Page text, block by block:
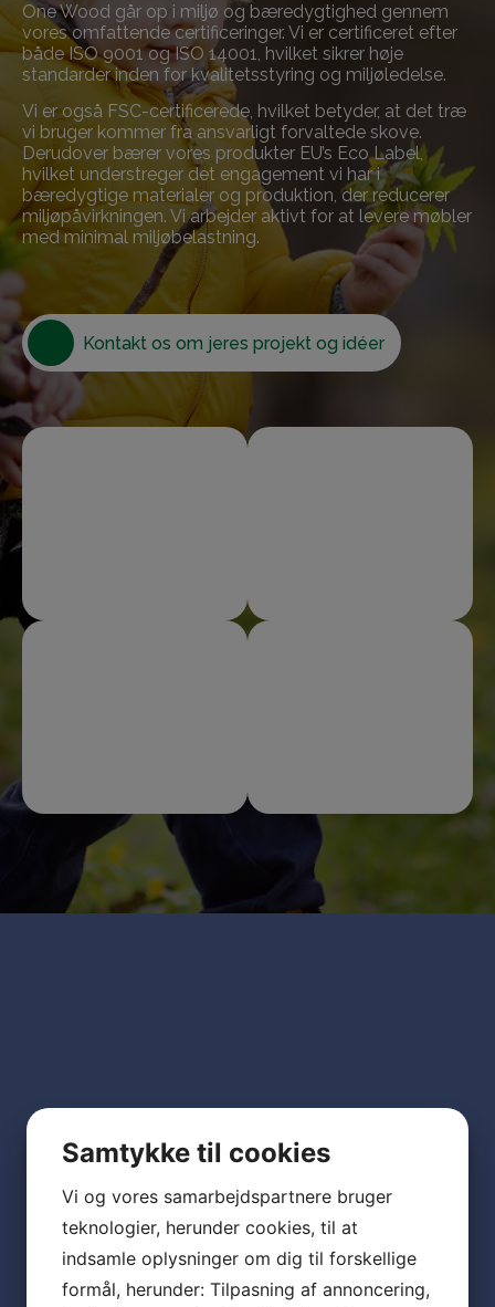
One Wood går op i miljø og bæredygtighed gennem
vores omfattende certificeringer. Vi er certificeret efter
både ISO 9001 og ISO 14001, hvilket sikrer høje
standarder inden for kvalitetsstyring og miljøledelse.
Vi er også FSC-certificerede, hvilket betyder, at det træ
vi bruger kommer fra ansvarligt forvaltede skove.
Derudover bærer vores produkter EU’s Eco Label,
hvilket understreger det engagement vi har i
bæredygtige materialer og produktion, der reducerer
miljøpåvirkningen. Vi arbejder aktivt for at levere møbler
med minimal miljøbelastning.
Kontakt os om jeres projekt og idéer
Samtykke til cookies
Vi og vores samarbejdspartnere bruger
teknologier, herunder cookies, til at
indsamle oplysninger om dig til forskellige
formål, herunder: Tilpasning af annoncering,